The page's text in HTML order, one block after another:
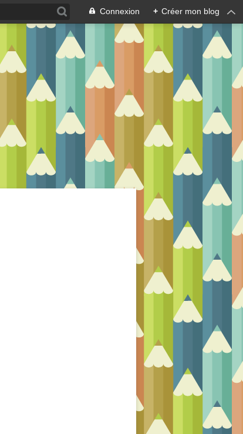
Connexion + Créer mon blog